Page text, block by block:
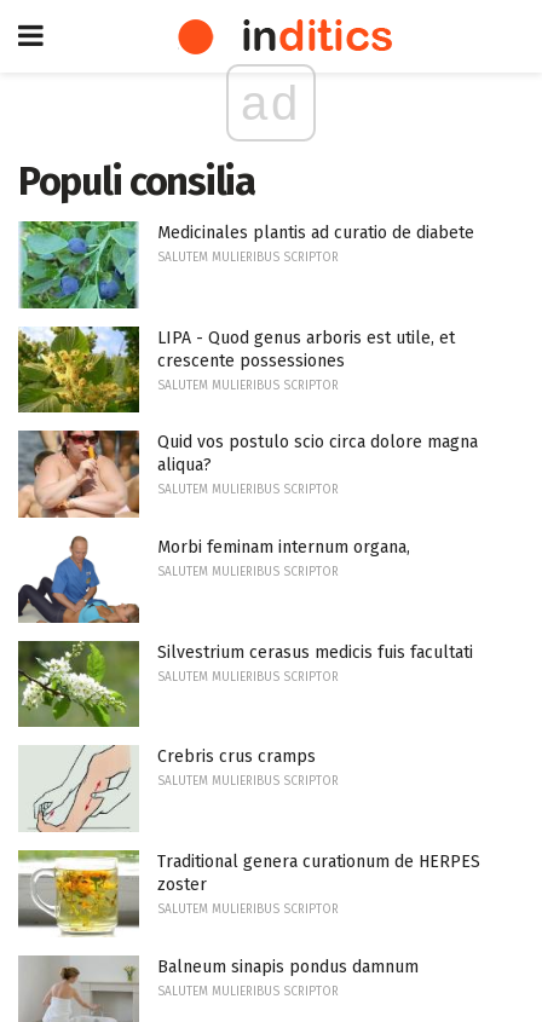
ad
Populi consilia
Medicinales plantis ad curatio de diabete
SALUTEM MULIERIBUS SCRIPTOR
LIPA - Quod genus arboris est utile, et
crescente possessiones
SALUTEM MULIERIBUS SCRIPTOR
Quid vos postulo scio circa dolore magna
aliqua?
SALUTEM MULIERIBUS SCRIPTOR
Morbi feminam internum organa,
SALUTEM MULIERIBUS SCRIPTOR
Silvestrium cerasus medicis fuis facultati
SALUTEM MULIERIBUS SCRIPTOR
Crebris crus cramps
SALUTEM MULIERIBUS SCRIPTOR
Traditional genera curationum de HERPES
zoster
SALUTEM MULIERIBUS SCRIPTOR
Balneum sinapis pondus damnum
SALUTEM MULIERIBUS SCRIPTOR